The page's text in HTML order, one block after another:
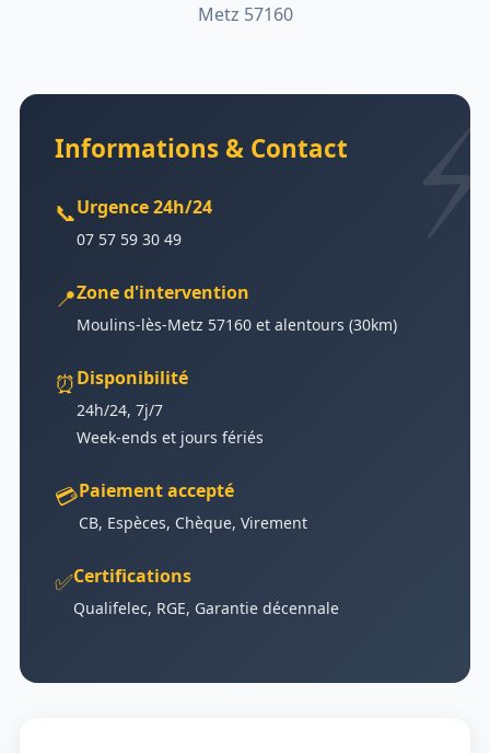
Metz 57160
Informations & Contact
📞Urgence 24h/24
07 57 59 30 49
📍Zone d'intervention
Moulins-lès-Metz 57160 et alentours (30km)
⏰Disponibilité
24h/24, 7j/7
Week-ends et jours fériés
💳Paiement accepté
CB, Espèces, Chèque, Virement
✅Certifications
Qualifelec, RGE, Garantie décennale